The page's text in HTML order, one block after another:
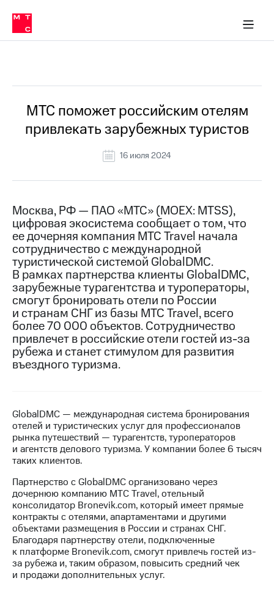
Медиа-центр
и акционерам
Устойчивое развитие
Комплаенс и деловая этика
компании
Карьера
История
компании
Руководство
Контакты
Медиа-центр
Пресс-
релизы
МТС
о технологиях
Достижения
Интервью
Финансовая
Контакты
Пригласить
спикера
Корпоративное
управление
Корпоративный
секретарь
Раскрытие
информации
Информация
акционерам
в МТС
Пресс-
релизы
о технологиях
МТС поможет российским отелям
привлекать зарубежных туристов
16 июля 2024
Москва, РФ — ПАО «МТС» (MOEX: MTSS),
цифровая экосистема сообщает о том, что
ее дочерняя компания МТС Travel начала
сотрудничество с международной
туристической системой GlobalDMC.
В рамках партнерства клиенты GlobalDMC,
зарубежные турагентства и туроператоры,
смогут бронировать отели по России
и странам СНГ из базы МТС Travel, всего
более 70 000 объектов. Сотрудничество
привлечет в российские отели гостей из-за
рубежа и станет стимулом для развития
въездного туризма.
GlobalDMC — международная система бронирования
отелей и туристических услуг для профессионалов
рынка путешествий — турагентств, туроператоров
и агентств делового туризма. У компании более 6 тысяч
таких клиентов.
Партнерство с GlobalDMC организовано через
дочернюю компанию МТС Travel, отельный
консолидатор Bronevik.com, который имеет прямые
контракты с отелями, апартаментами и другими
объектами размещения в России и странах СНГ.
Благодаря партнерству отели, подключенные
к платформе Bronevik.com, смогут привлечь гостей из-
за рубежа и, таким образом, повысить средний чек
и продажи дополнительных услуг.